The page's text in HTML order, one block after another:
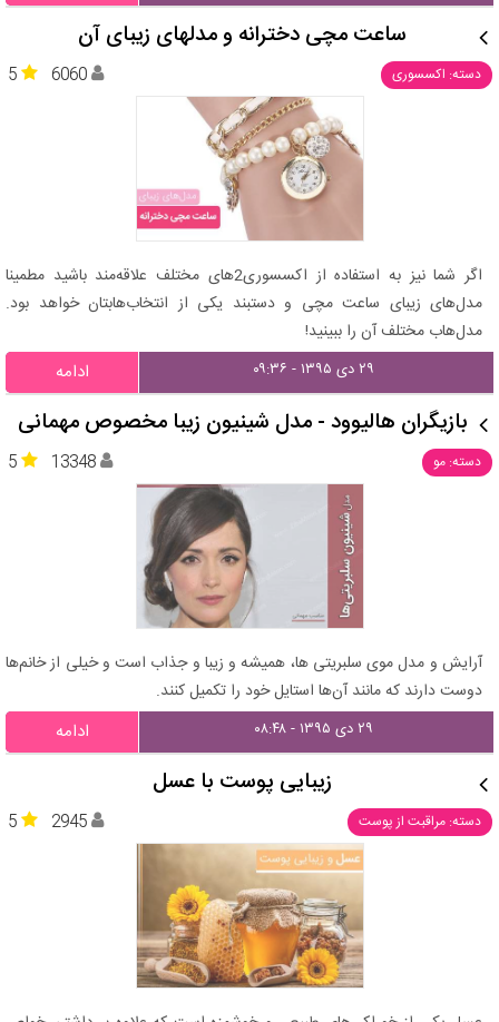
ساعت مچی دخترانه و مدلهای زیبای آن
دسته: اکسسوری 5 6060
اگر شما نیز به استفاده از اکسسوری2های مختلف علاقه‌مند باشید مطمینا
مدل‌های زیبای ساعت مچی و دستبند یکی از انتخاب‌هابتان خواهد بود.
مدل‌هاب مختلف آن را ببینید!
۲۹ دی ۱۳۹۵ - ۰۹:۳۶ ادامه
بازیگران هالیوود - مدل شینیون زیبا مخصوص مهمانی
دسته: مو 5 13348
آرایش و مدل موی سلبریتی ها، همیشه و زیبا و جذاب است و خیلی از خانم‌ها
دوست دارند که مانند آن‌ها استایل خود را تکمیل کنند.
۲۹ دی ۱۳۹۵ - ۰۸:۴۸ ادامه
زیبایی پوست با عسل
دسته: مراقبت از پوست 5 2945